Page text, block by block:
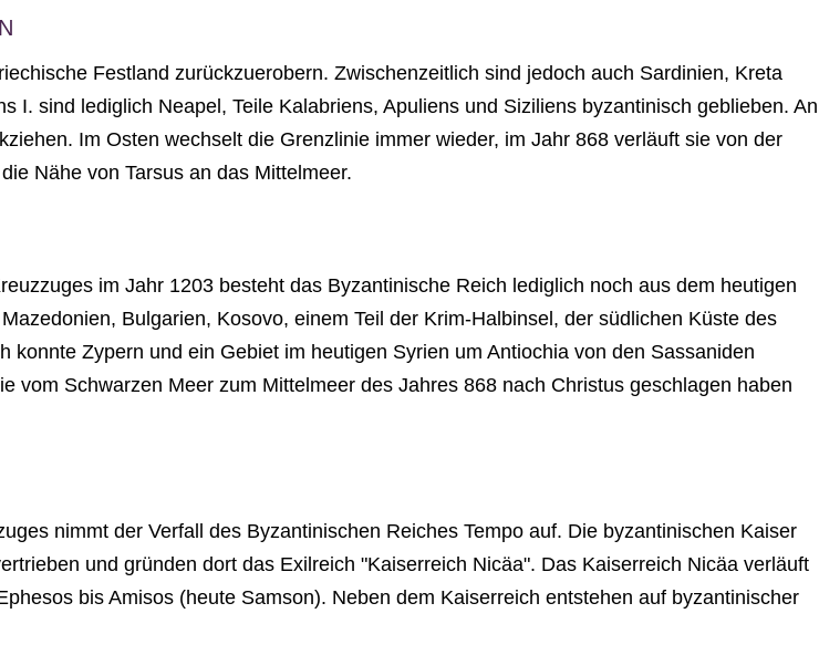
Festland zurückzuerobern. Zwischenzeitlich sind jedoch auch Sardinien, Kreta
I. sind lediglich Neapel, Teile Kalabriens, Apuliens und Siziliens byzantinisch geblieben. An
Im Osten wechselt die Grenzlinie immer wieder, im Jahr 868 verläuft sie von der
Nähe von Tarsus an das Mittelmeer.
im Jahr 1203 besteht das Byzantinische Reich lediglich noch aus dem heutigen
Bulgarien, Kosovo, einem Teil der Krim-Halbinsel, der südlichen Küste des
Zypern und ein Gebiet im heutigen Syrien um Antiochia von den Sassaniden
Schwarzen Meer zum Mittelmeer des Jahres 868 nach Christus geschlagen haben
nimmt der Verfall des Byzantinischen Reiches Tempo auf. Die byzantinischen Kaiser
und gründen dort das Exilreich "Kaiserreich Nicäa". Das Kaiserreich Nicäa verläuft
bis Amisos (heute Samson). Neben dem Kaiserreich entstehen auf byzantinischer